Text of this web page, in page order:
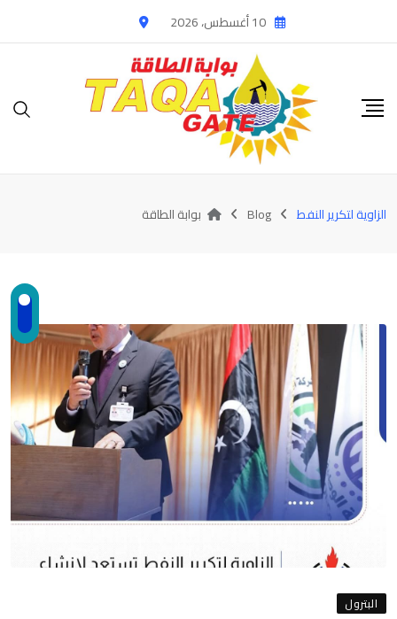
to
10 أغسطس، 2026
الزاوية لتكرير النفط Blog بوابة الطاقة
البترول